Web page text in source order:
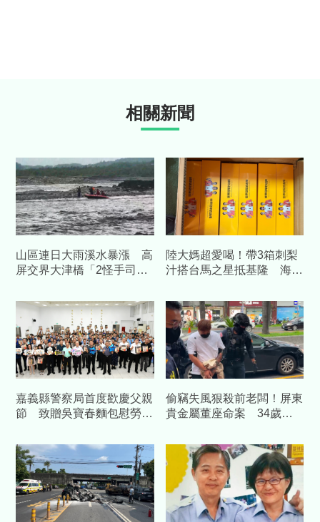
相關新聞
山區連日大雨溪水暴漲 高
屏交界大津橋「2怪手司機
陸大媽超愛喝！帶3箱刺梨
汁搭台馬之星抵基隆 海巡
嘉義縣警察局首度歡慶父親
節 致贈吳寶春麵包慰勞警
偷竊失風狠殺前老闆！屏東
貴金屬董座命案 34歲前